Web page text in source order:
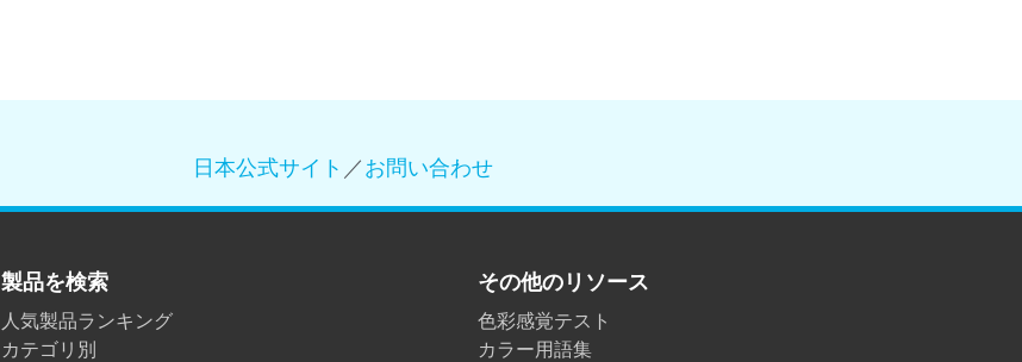
ライフサイエンス
家庭電化製品
製紙業
日本公式サイト ／お問い合わせ
製品を検索
人気製品ランキング
カテゴリ別
その他のリソース
色彩感覚テスト
カラー用語集